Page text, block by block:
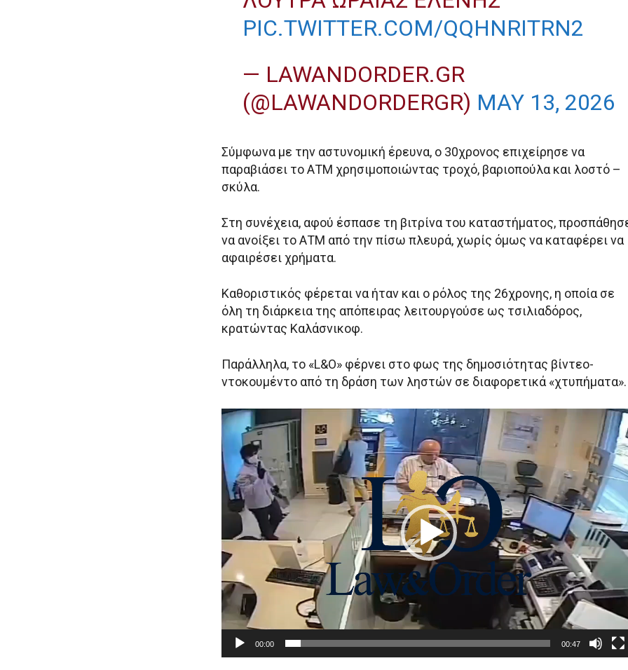
PIC.TWITTER.COM/QQHNRITRN2
— LAWANDORDER.GR
(@LAWANDORDERGR) MAY 13, 2026
Σύμφωνα με την αστυνομική έρευνα, ο 30χρονος επιχείρησε να
παραβιάσει το ΑΤΜ χρησιμοποιώντας τροχό, βαριοπούλα και λοστό –
σκύλα.
Στη συνέχεια, αφού έσπασε τη βιτρίνα του καταστήματος,
να ανοίξει το ΑΤΜ από την πίσω πλευρά, χωρίς όμως να καταφέρει να
αφαιρέσει χρήματα.
Καθοριστικός φέρεται να ήταν και ο ρόλος της 26χρονης, η οποία σε
όλη τη διάρκεια της απόπειρας λειτουργούσε ως τσιλιαδόρος,
κρατώντας Καλάσνικοφ.
Παράλληλα, το «L&O» φέρνει στο φως της δημοσιότητας βίντεο-
ντοκουμέντο από τη δράση των ληστών σε διαφορετικά «χτυπήματα».
Π
ρ
ό
γ
ρ
μ
α
ν
α
π
ρ
00:00 00:47